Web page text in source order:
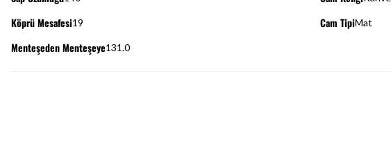
Köprü Mesafesi19
Menteşeden Menteşeye131.0
Cam TipiMat